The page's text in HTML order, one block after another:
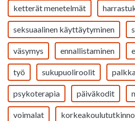
ketterät menetelmät
seksuaalinen käyttäytyminen
väsymys ennallistaminen
työ sukupuoliroolit
psykoterapia päiväkodit
voimalat